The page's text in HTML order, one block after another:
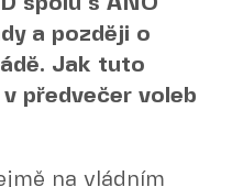
a později o
Jak tuto
předvečer voleb
na vládním